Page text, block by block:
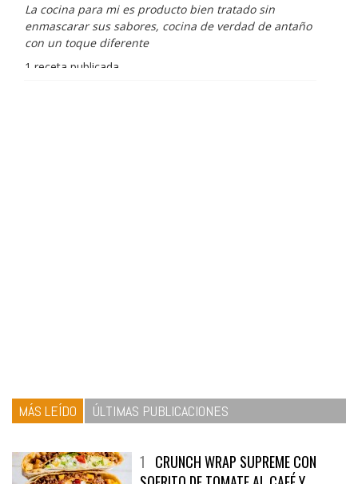
La cocina para mi es producto bien tratado sin
enmascarar sus sabores, cocina de verdad de antaño
con un toque diferente
1 receta publicada